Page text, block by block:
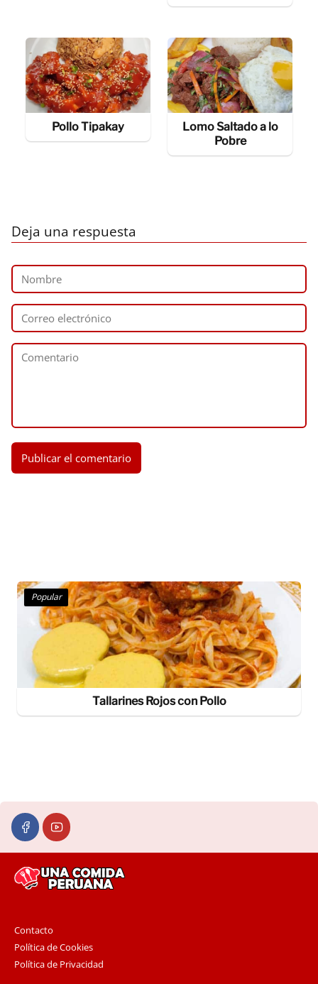
Pollo Tipakay
Lomo Saltado a lo
Pobre
Deja una respuesta
Popular
Tallarines Rojos con Pollo
Contacto
Política de Cookies
Política de Privacidad